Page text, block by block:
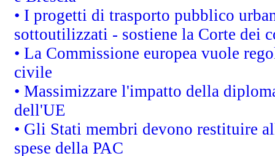
• I progetti di trasporto pubblico
sottoutilizzati - sostiene la Corte dei
• La Commissione europea vuole
civile
• Massimizzare l'impatto della
dell'UE
• Gli Stati membri devono restituire
spese della PAC